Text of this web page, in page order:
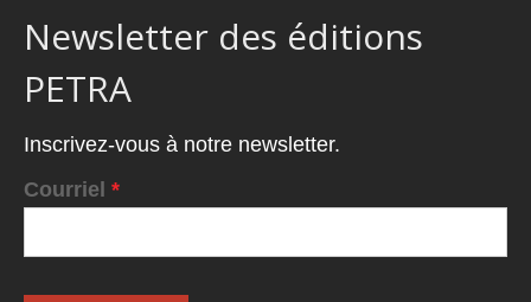
Newsletter des éditions
PETRA
Inscrivez-vous à notre newsletter.
Courriel *